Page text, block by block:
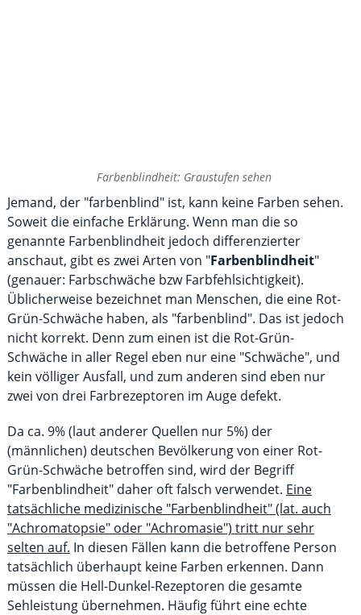
Farbenblindheit: Graustufen sehen
Jemand, der "farbenblind" ist, kann keine Farben sehen.
Soweit die einfache Erklärung. Wenn man die so
genannte Farbenblindheit jedoch differenzierter
anschaut, gibt es zwei Arten von "Farbenblindheit"
(genauer: Farbschwäche bzw Farbfehlsichtigkeit).
Üblicherweise bezeichnet man Menschen, die eine Rot-
Grün-Schwäche haben, als "farbenblind". Das ist jedoch
nicht korrekt. Denn zum einen ist die Rot-Grün-
Schwäche in aller Regel eben nur eine "Schwäche", und
kein völliger Ausfall, und zum anderen sind eben nur
zwei von drei Farbrezeptoren im Auge defekt.
Da ca. 9% (laut anderer Quellen nur 5%) der
(männlichen) deutschen Bevölkerung von einer Rot-
Grün-Schwäche betroffen sind, wird der Begriff
"Farbenblindheit" daher oft falsch verwendet. Eine
tatsächliche medizinische "Farbenblindheit" (lat. auch
"Achromatopsie" oder "Achromasie") tritt nur sehr
selten auf. In diesen Fällen kann die betroffene Person
tatsächlich überhaupt keine Farben erkennen. Dann
müssen die Hell-Dunkel-Rezeptoren die gesamte
Sehleistung übernehmen. Häufig führt eine echte